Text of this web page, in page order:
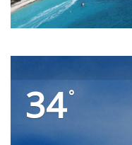
34°